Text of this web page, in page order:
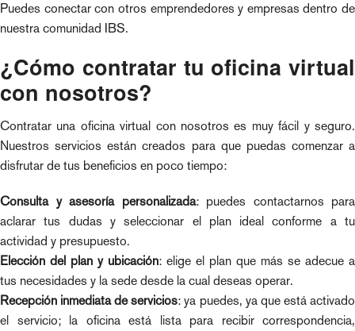
Puedes conectar con otros emprendedores y empresas dentro de
nuestra comunidad IBS.
¿Cómo contratar tu oficina virtual
con nosotros?
Contratar una oficina virtual con nosotros es muy fácil y seguro.
Nuestros servicios están creados para que puedas comenzar a
disfrutar de tus beneficios en poco tiempo:
Consulta y asesoría personalizada: puedes contactarnos para
aclarar tus dudas y seleccionar el plan ideal conforme a tu
actividad y presupuesto.
Elección del plan y ubicación: elige el plan que más se adecue a
tus necesidades y la sede desde la cual deseas operar.
Recepción inmediata de servicios: ya puedes, ya que está activado
el servicio; la oficina está lista para recibir correspondencia,